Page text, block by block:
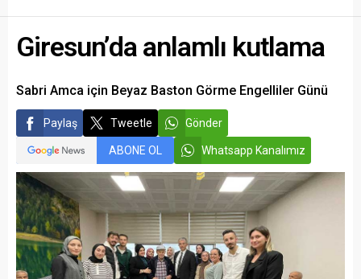
Giresun’da anlamlı kutlama
Sabri Amca için Beyaz Baston Görme Engelliler Günü
Paylaş Tweetle Gönder
ABONE OL Whatsapp Kanalımız